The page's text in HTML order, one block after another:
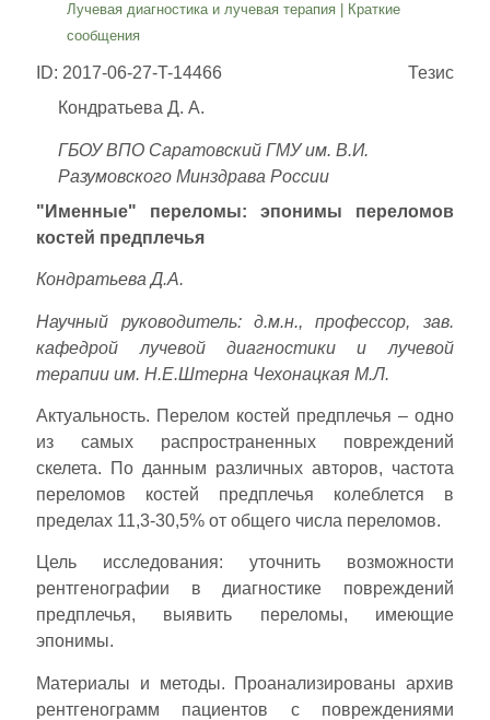
Лучевая диагностика и лучевая терапия
Краткие
сообщения
ID: 2017-06-27-T-14466
Тезис
Кондратьева Д. А.
ГБОУ ВПО Саратовский ГМУ им. В.И.
Разумовского Минздрава России
"Именные" переломы: эпонимы переломов
костей предплечья
Кондратьева Д.А.
Научный руководитель: д.м.н., профессор, зав.
кафедрой лучевой диагностики и лучевой
терапии им. Н.Е.Штерна Чехонацкая М.Л.
Актуальность. Перелом костей предплечья – одно
из самых распространенных повреждений
скелета. По данным различных авторов, частота
переломов костей предплечья колеблется в
пределах 11,3-30,5% от общего числа переломов.
Цель исследования: уточнить возможности
рентгенографии в диагностике повреждений
предплечья, выявить переломы, имеющие
эпонимы.
Материалы и методы. Проанализированы архив
рентгенограмм пациентов с повреждениями